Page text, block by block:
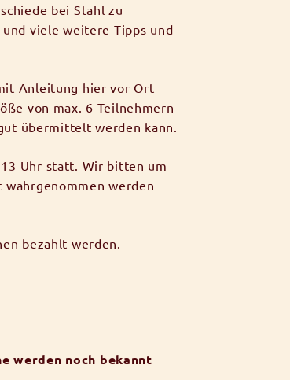
bei Stahl zu
viele weitere Tipps und
Anleitung hier vor Ort
von max. 6 Teilnehmern
übermittelt werden kann.
Uhr statt. Wir bitten um
werden
bezahlt werden.
werden noch bekannt